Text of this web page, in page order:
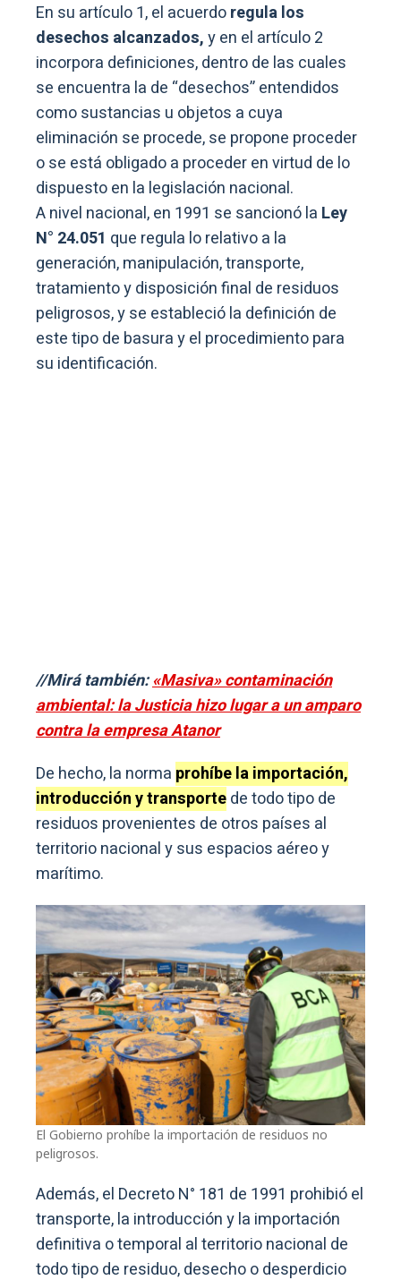
En su artículo 1, el acuerdoregula los
desechos alcanzados,y en el artículo 2
incorpora definiciones, dentro de las cuales
se encuentra la de “desechos” entendidos
como sustancias u objetos a cuya
eliminación se procede, se propone proceder
o se está obligado a proceder en virtud de lo
dispuesto en la legislación nacional.
A nivel nacional, en 1991 se sancionó la Ley
N° 24.051 que regula lo relativo a la
generación, manipulación, transporte,
tratamiento y disposición final de residuos
peligrosos, y se estableció la definición de
este tipo de basura y el procedimiento para
su identificación.
//Mirá también:«Masiva» contaminación
ambiental: la Justicia hizo lugar a un amparo
contra la empresa Atanor
De hecho, la norma prohíbe la importación,
introducción y transportede todo tipo de
residuos provenientes de otros países al
territorio nacional y sus espacios aéreo y
marítimo.
El Gobierno prohíbe la importación de residuos no
peligrosos.
Además, el Decreto N° 181 de 1991 prohibió el
transporte, la introducción y la importación
definitiva o temporal al territorio nacional de
todo tipo de residuo, desecho o desperdicio